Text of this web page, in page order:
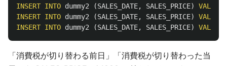
INSERT INTO dummy2 (SALES_DATE, SALES_PRICE) VALUES
INSERT INTO dummy2 (SALES_DATE, SALES_PRICE) VALUES
INSERT INTO dummy2 (SALES_DATE, SALES_PRICE) VALUES
「消費税が切り替わる前日」「消費税が切り替わった当